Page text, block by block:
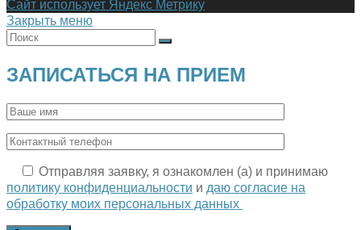
Сайт использует Яндекс Метрику
Закрыть меню
ЗАПИСАТЬСЯ НА ПРИЕМ
Отправляя заявку, я ознакомлен (а) и принимаю
политику конфиденциальности и даю согласие на
обработку моих персональных данных